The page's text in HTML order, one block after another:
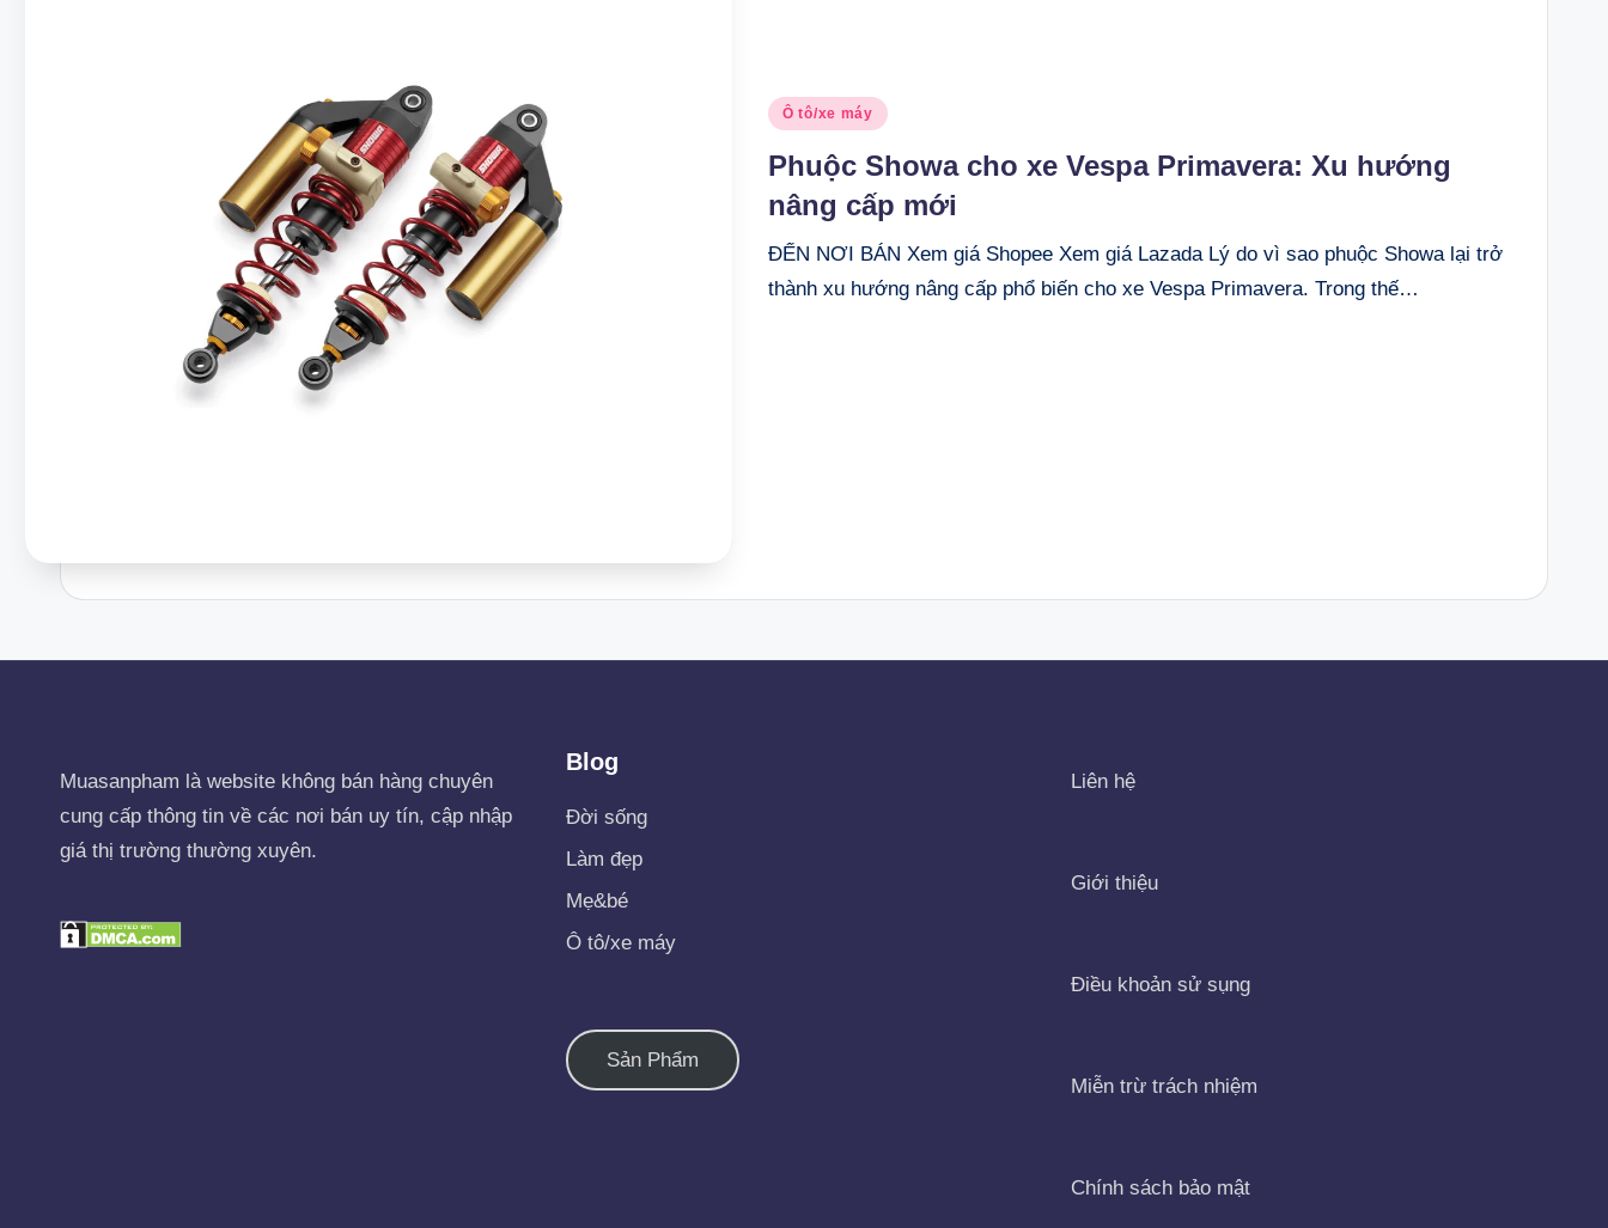
Posted
Ô tô/xe máy
Phuộc Showa cho xe Vespa Primavera: Xu hướng
nâng cấp mới
ĐẾN NƠI BÁN Xem giá Shopee Xem giá Lazada Lý do vì sao phuộc Showa lại trở
thành xu hướng nâng cấp phổ biến cho xe Vespa Primavera. Trong thế…
Muasanpham là website không bán hàng chuyên
cung cấp thông tin về các nơi bán uy tín, cập nhập
giá thị trường thường xuyên.
Blog
Đời sống
Làm đẹp
Mẹ&bé
Ô tô/xe máy
Sản Phẩm
Liên hệ
Giới thiệu
Điều khoản sử sụng
Miễn trừ trách nhiệm
Chính sách bảo mật